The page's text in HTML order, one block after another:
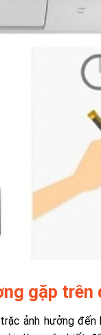
gặp trên
ảnh hưởng